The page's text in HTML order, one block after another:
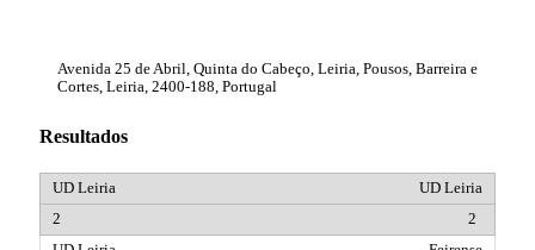
Avenida 25 de Abril, Quinta do Cabeço, Leiria, Pousos, Barreira e
Cortes, Leiria, 2400-188, Portugal
Resultados
UD Leiria
2